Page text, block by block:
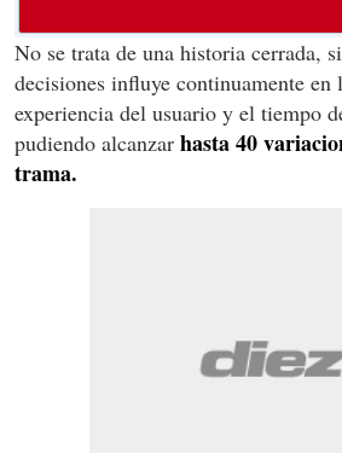
No se trata de una historia cerrada,
decisiones influye continuamente
experiencia del usuario y el tiempo
pudiendo alcanzar hasta 40
trama.